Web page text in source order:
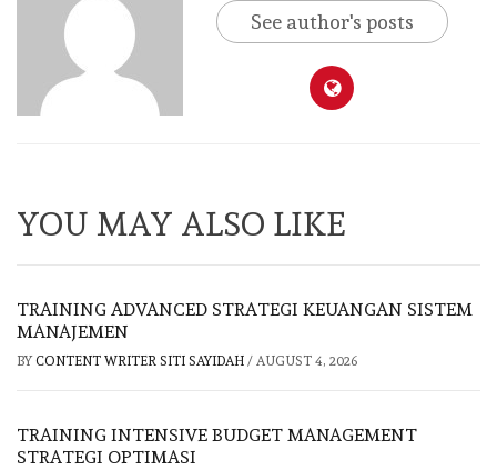
See author's posts
YOU MAY ALSO LIKE
TRAINING ADVANCED STRATEGI KEUANGAN SISTEM
MANAJEMEN
BY CONTENT WRITER SITI SAYIDAH / AUGUST 4, 2026
TRAINING INTENSIVE BUDGET MANAGEMENT
STRATEGI OPTIMASI